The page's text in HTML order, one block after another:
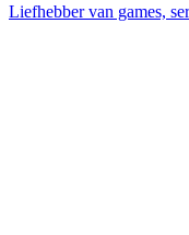
Liefhebber van games,